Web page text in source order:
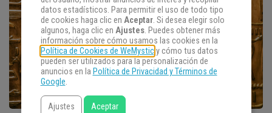
datos estadísticos. Para permitir el uso de todo tipo
de cookies haga clic en Aceptar. Si desea elegir solo
algunos, haga clic en Ajustes. Puedes obtener más
información sobre cómo usamos las cookies en la
Política de Cookies de WeMysticy cómo tus datos
pueden ser utilizados para la personalización de
anuncios en la Política de Privacidad y Términos de
Google.
Ajustes Aceptar